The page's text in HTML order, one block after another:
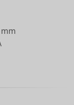
mm